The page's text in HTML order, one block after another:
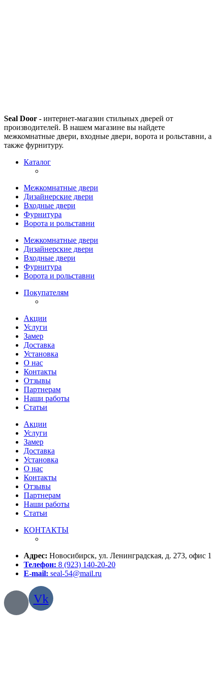
Seal Door - интернет-магазин стильных дверей от
производителей. В нашем магазине вы найдете
межкомнатные двери, входные двери, ворота и рольставни, а
также фурнитуру.
Каталог
Межкомнатные двери
Дизайнерские двери
Входные двери
Фурнитура
Ворота и рольставни
Межкомнатные двери
Дизайнерские двери
Входные двери
Фурнитура
Ворота и рольставни
Покупателям
Акции
Услуги
Замер
Доставка
Установка
О нас
Контакты
Отзывы
Партнерам
Наши работы
Статьи
Акции
Услуги
Замер
Доставка
Установка
О нас
Контакты
Отзывы
Партнерам
Наши работы
Статьи
КОНТАКТЫ
Адрес: Новосибирск, ул. Ленинградская, д. 273, офис 1
Телефон: 8 (923) 140-20-20
E-mail: seal-54@mail.ru
Vk